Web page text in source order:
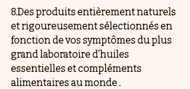
8.Des produits entièrement naturels
et rigoureusement sélectionnés en
fonction de vos symptômes du plus
grand laboratoire d’huiles
essentielles et compléments
alimentaires au monde .